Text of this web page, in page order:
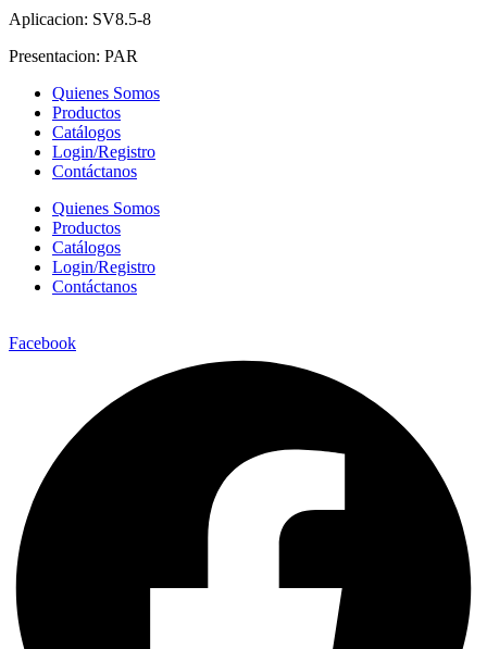
Aplicacion: SV8.5-8
Presentacion: PAR
Quienes Somos
Productos
Catálogos
Login/Registro
Contáctanos
Quienes Somos
Productos
Catálogos
Login/Registro
Contáctanos
Facebook